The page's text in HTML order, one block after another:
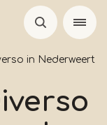
in Nederweert